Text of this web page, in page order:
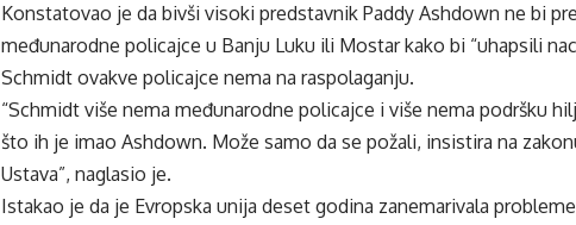
Konstatovao je da bivši visoki predstavnik Paddy Ashdown ne bi
međunarodne policajce u Banju Luku ili Mostar kako bi “uhapsili
Schmidt ovakve policajce nema na raspolaganju.
“Schmidt više nema međunarodne policajce i više nema podršku
što ih je imao Ashdown. Može samo da se požali, insistira na
Ustava”, naglasio je.
Istakao je da je Evropska unija deset godina zanemarivala